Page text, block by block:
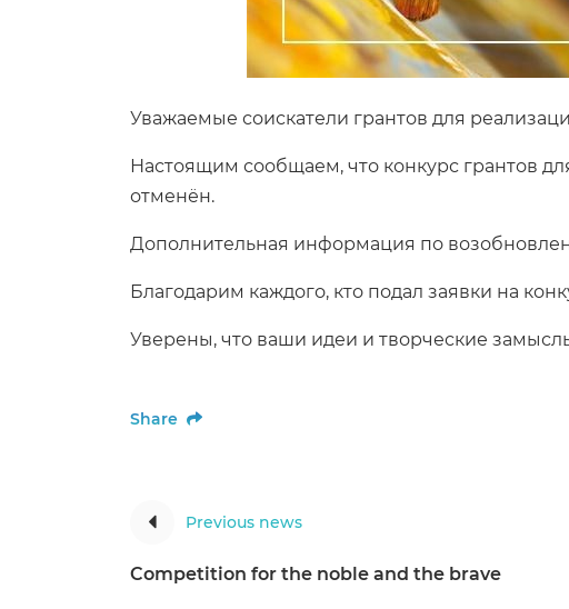
Уважаемые соискатели грантов для
Настоящим сообщаем, что конкурс грантов
отменён.
Дополнительная информация по
Благодарим каждого, кто подал заявки на
Уверены, что ваши идеи и творческие
Share
Previous news
Competition for the noble and the brave